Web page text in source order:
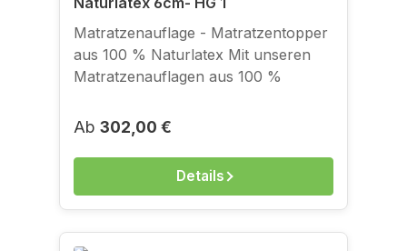
Matratzenauflage - Matratzentopper
aus 100 % Naturlatex Mit unseren
Matratzenauflagen aus 100 %
Möglichkeit, die positiven
Eigenschaften von Naturlatex auch
auf bestehende, konventionelle
Matratzen zu übertragen. Ist Ihre
Matratze zwar noch neu aber zu
fest? Ist die Anpassungsfähigkeit
Regulärer Preis:
Ab 302,00 €
Details